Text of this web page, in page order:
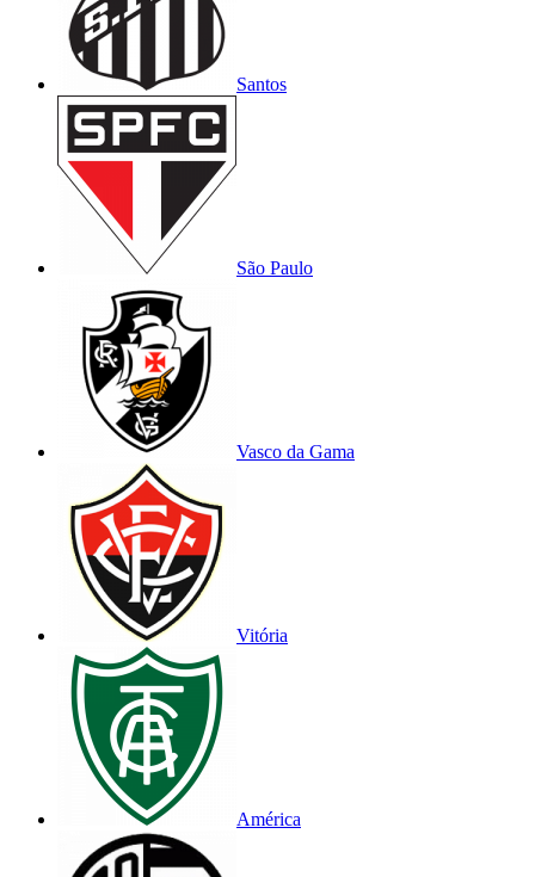
Santos
São Paulo
Vasco da Gama
Vitória
América